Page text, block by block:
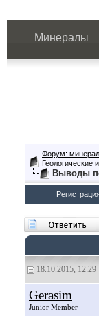
Минералы
Форум:
Геологические
Выводы
18.10.2015, 12:29
Gerasim
Junior Member